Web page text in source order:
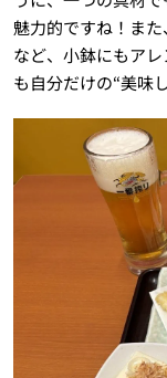
魅力的ですね！ま
など、小鉢にもア
も自分だけの“美味